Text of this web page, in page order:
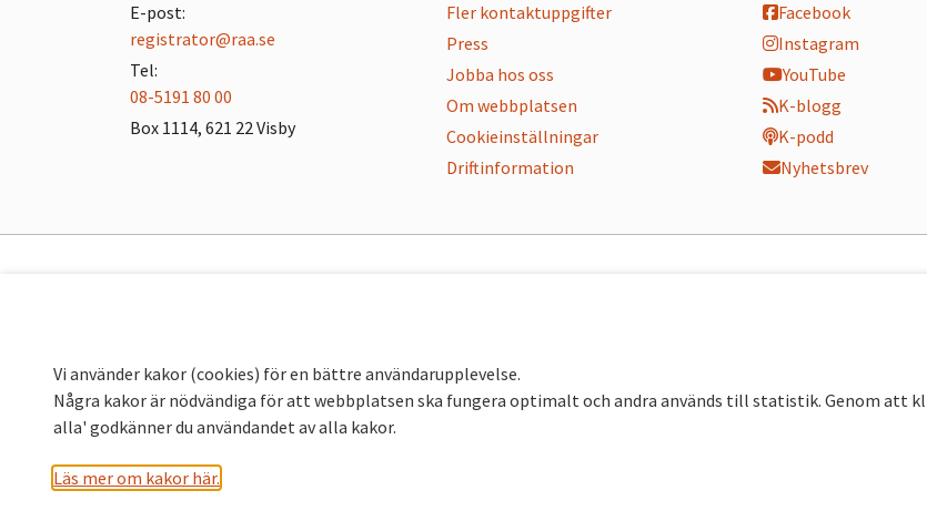
E-post:
registrator@raa.se
Tel:
08-5191 80 00
Box 1114, 621 22 Visby
Fler kontaktuppgifter
Press
Jobba hos oss
Om webbplatsen
Cookieinställningar
Driftinformation
Facebook
Instagram
YouTube
K-blogg
K-podd
Nyhetsbrev
Vi använder kakor (cookies) för en bättre användarupplevelse.
Några kakor är nödvändiga för att webbplatsen ska fungera optimalt och andra används till statistik. Genom att
alla' godkänner du användandet av alla kakor.
Läs mer om kakor här.